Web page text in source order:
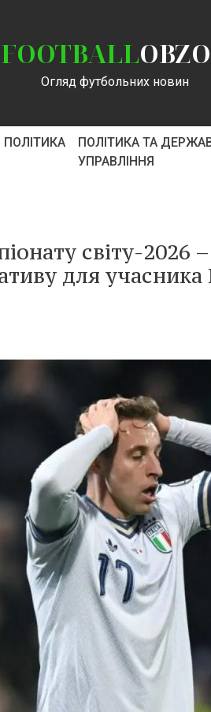
FOOTBALL
Огляд футбольних новин
ПОЛІТИКА
ПОЛІТИКА ТА
УПРАВЛІННЯ
світу-2026
для